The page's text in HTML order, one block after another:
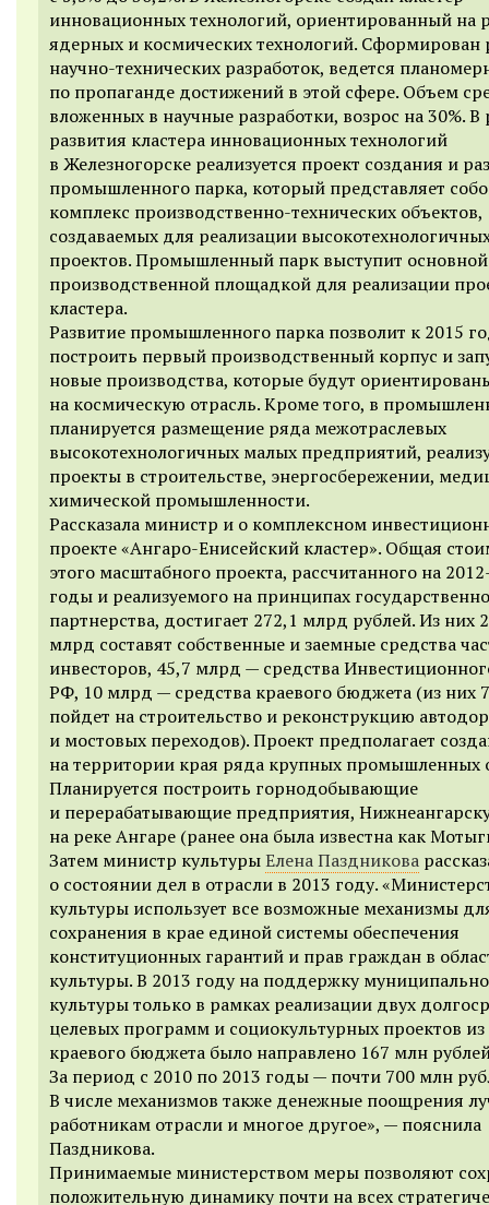
инновационных технологий, ориентированный на
ядерных и космических технологий. Сформирован
научно-технических разработок, ведется
по пропаганде достижений в этой сфере. Объем
вложенных в научные разработки, возрос на 30%. В
развития кластера инновационных технологий
в Железногорске реализуется проект создания и
промышленного парка, который представляет
комплекс производственно-технических объектов,
создаваемых для реализации
проектов. Промышленный парк выступит основной
производственной площадкой для реализации
кластера.
Развитие промышленного парка позволит к 2015
построить первый производственный корпус и
новые производства, которые будут
на космическую отрасль. Кроме того, в
планируется размещение ряда межотраслевых
высокотехнологичных малых предприятий,
проекты в строительстве, энергосбережении,
химической промышленности.
Рассказала министр и о комплексном
проекте «Ангаро-Енисейский кластер». Общая
этого масштабного проекта, рассчитанного на
годы и реализуемого на принципах
партнерства, достигает 272,1 млрд рублей. Из них
млрд составят собственные и заемные средства
инвесторов, 45,7 млрд — средства
РФ, 10 млрд — средства краевого бюджета (из них
пойдет на строительство и реконструкцию
и мостовых переходов). Проект предполагает
на территории края ряда крупных промышленных
Планируется построить горнодобывающие
и перерабатывающие предприятия,
на реке Ангаре (ранее она была известна как
Затем министр культурыЕлена Паздникова
о состоянии дел в отрасли в 2013 году.
культуры использует все возможные механизмы
сохранения в крае единой системы обеспечения
конституционных гарантий и прав граждан в
культуры. В 2013 году на поддержку
культуры только в рамках реализации двух
целевых программ и социокультурных проектов из
краевого бюджета было направлено 167 млн
За период с 2010 по 2013 годы — почти 700 млн
В числе механизмов также денежные поощрения
работникам отрасли и многое другое», — пояснила
Паздникова.
Принимаемые министерством меры позволяют
положительную динамику почти на всех